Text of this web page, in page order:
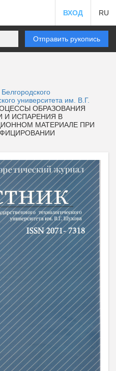
ВХОД RU
Отправить рукопись
университета им. В.Г.
ОБРАЗОВАНИЯ
И ИСПАРЕНИЯ В
МАТЕРИАЛЕ ПРИ